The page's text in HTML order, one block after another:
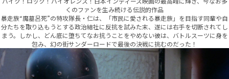
くのファンを生み続ける伝説的作品
暴走族“魔墓呂死”の特攻隊長・仁は、「市民に愛される暴走族」を目指す同輩や自
分たちを取り込もうとする政治結社に反抗を試みた末、遂には右手を切断されてし
まう。しかし、どん底に堕ちてなお抗うことをやめない彼は、バトルスーツに身を
包み、幻の街サンダーロードで最後の決戦に挑むのだった！